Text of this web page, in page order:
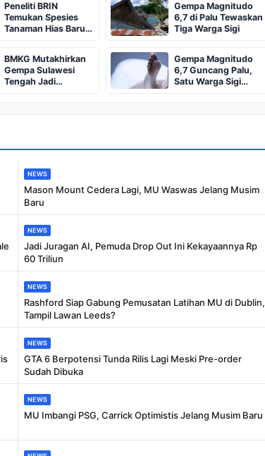
Peneliti BRIN
Temukan Spesies
Tanaman Hias Baru
di Sulawesi Tengah
Gempa Magnitudo
6,7 di Palu Tewaskan
Tiga Warga Sigi
BMKG Mutakhirkan
Gempa Sulawesi
Tengah Jadi
Magnitudo 4,9
Gempa Magnitudo
6,7 Guncang Palu,
Satu Warga Sigi
Meninggal
NEWS
Mason Mount Cedera Lagi, MU Waswas Jelang Musim
Baru
NEWS
Jadi Juragan AI, Pemuda Drop Out Ini Kekayaannya Rp
60 Triliun
NEWS
Rashford Siap Gabung Pemusatan Latihan MU di Dublin,
Tampil Lawan Leeds?
NEWS
GTA 6 Berpotensi Tunda Rilis Lagi Meski Pre-order
Sudah Dibuka
NEWS
MU Imbangi PSG, Carrick Optimistis Jelang Musim Baru